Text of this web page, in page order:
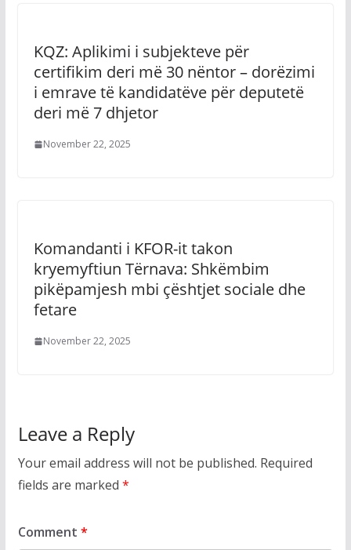
KQZ: Aplikimi i subjekteve për
certifikim deri më 30 nëntor – dorëzimi
i emrave të kandidatëve për deputetë
deri më 7 dhjetor
November 22, 2025
Komandanti i KFOR-it takon
kryemyftiun Tërnava: Shkëmbim
pikëpamjesh mbi çështjet sociale dhe
fetare
November 22, 2025
Leave a Reply
Your email address will not be published. Required
fields are marked *
Comment *